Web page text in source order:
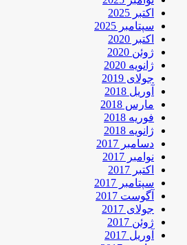
اکتبر 2025
سپتامبر 2025
اکتبر 2020
ژوئن 2020
ژانویه 2020
جولای 2019
آوریل 2018
مارس 2018
فوریه 2018
ژانویه 2018
دسامبر 2017
نوامبر 2017
اکتبر 2017
سپتامبر 2017
آگوست 2017
جولای 2017
ژوئن 2017
آوریل 2017